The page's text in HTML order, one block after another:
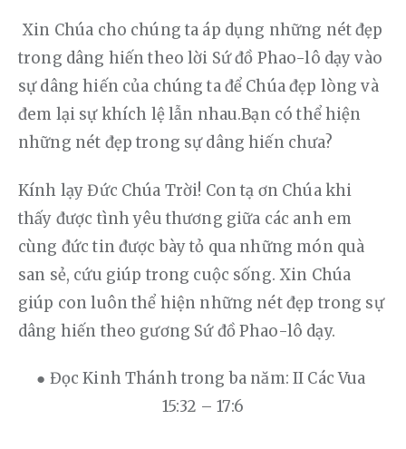
Xin Chúa cho chúng ta áp dụng những nét đẹp
trong dâng hiến theo lời Sứ đồ Phao-lô dạy vào
sự dâng hiến của chúng ta để Chúa đẹp lòng và
đem lại sự khích lệ lẫn nhau.Bạn có thể hiện
những nét đẹp trong sự dâng hiến chưa?
Kính lạy Đức Chúa Trời! Con tạ ơn Chúa khi
thấy được tình yêu thương giữa các anh em
cùng đức tin được bày tỏ qua những món quà
san sẻ, cứu giúp trong cuộc sống. Xin Chúa
giúp con luôn thể hiện những nét đẹp trong sự
dâng hiến theo gương Sứ đồ Phao-lô dạy.
● Đọc Kinh Thánh trong ba năm: II Các Vua
15:32 – 17:6